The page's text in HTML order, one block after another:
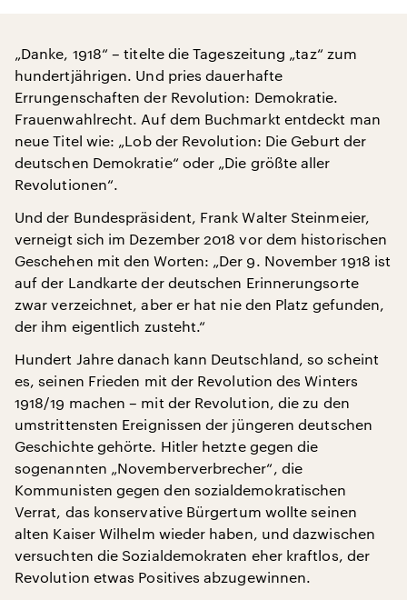
„Danke, 1918“ – titelte die Tageszeitung „taz“ zum
hundertjährigen. Und pries dauerhafte
Errungenschaften der Revolution: Demokratie.
Frauenwahlrecht. Auf dem Buchmarkt entdeckt man
neue Titel wie: „Lob der Revolution: Die Geburt der
deutschen Demokratie“ oder „Die größte aller
Revolutionen“.
Und der Bundespräsident, Frank Walter Steinmeier,
verneigt sich im Dezember 2018 vor dem historischen
Geschehen mit den Worten: „Der 9. November 1918 ist
auf der Landkarte der deutschen Erinnerungsorte
zwar verzeichnet, aber er hat nie den Platz gefunden,
der ihm eigentlich zusteht.“
Hundert Jahre danach kann Deutschland, so scheint
es, seinen Frieden mit der Revolution des Winters
1918/19 machen – mit der Revolution, die zu den
umstrittensten Ereignissen der jüngeren deutschen
Geschichte gehörte. Hitler hetzte gegen die
sogenannten „Novemberverbrecher“, die
Kommunisten gegen den sozialdemokratischen
Verrat, das konservative Bürgertum wollte seinen
alten Kaiser Wilhelm wieder haben, und dazwischen
versuchten die Sozialdemokraten eher kraftlos, der
Revolution etwas Positives abzugewinnen.